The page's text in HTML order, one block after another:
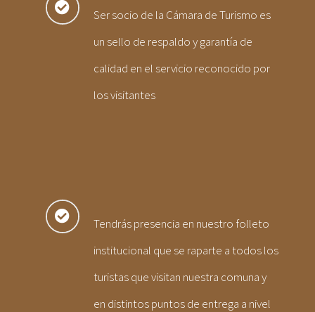
Ser socio de la Cámara de Turismo es
un sello de respaldo y garantía de
calidad en el servicio reconocido por
los visitantes
Tendrás presencia en nuestro folleto
institucional que se raparte a todos los
turistas que visitan nuestra comuna y
en distintos puntos de entrega a nivel